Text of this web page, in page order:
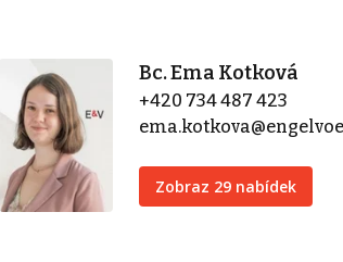
Bc. Ema Kotková
+420 734 487 423
Zobraz 29 nabídek